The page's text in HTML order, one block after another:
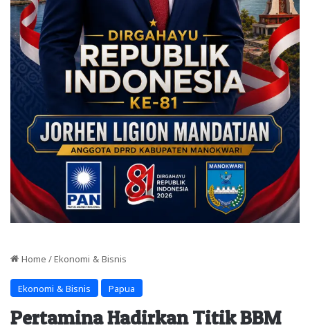
Home / Ekonomi & Bisnis
Ekonomi & Bisnis Papua
Pertamina Hadirkan Titik BBM